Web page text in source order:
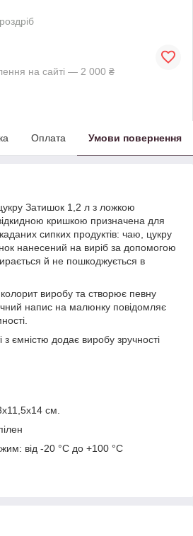
на сайті — 2 000 ₴
Оплата Умови повернення
Затишок 1,2 л з ложкою
кришкою призначена для
сипких продуктів: чаю, цукру
нанесений на виріб за допомогою
й не пошкоджується в
виробу та створює певну
напис на малюнку повідомляє
ємністю додає виробу зручності
см.
від -20 °C до +100 °C